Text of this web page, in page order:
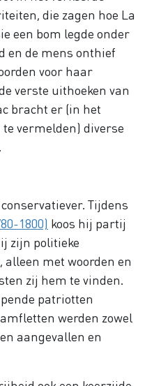
die zagen hoe La
een bom legde onder
en de mens onthief
voor haar
verste uithoeken van
bracht er (in het
vermelden) diverse
Tijdens
1800) koos hij partij
zijn politieke
met woorden en
zij hem te vinden.
patriotten
werden zowel
aangevallen en